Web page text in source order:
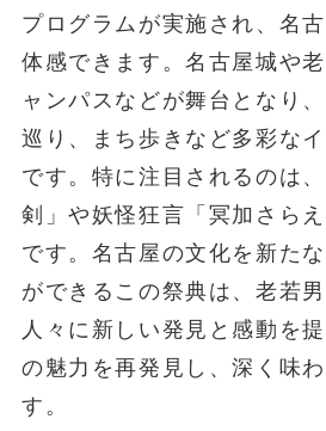
プログラムが実施され、名
体感できます。名古屋城や
ャンパスなどが舞台となり
巡り、まち歩きなど多彩な
です。特に注目されるのは
剣」や妖怪狂言「冥加さら
です。名古屋の文化を新た
ができるこの祭典は、老若
人々に新しい発見と感動を
の魅力を再発見し、深く味
す。